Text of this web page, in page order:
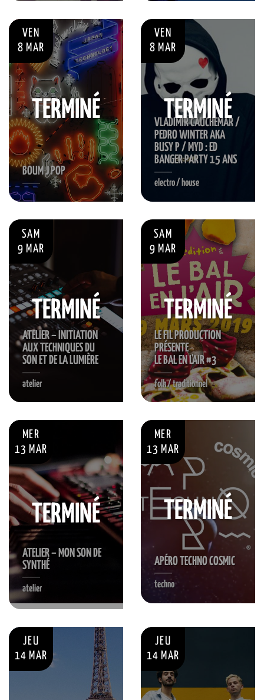
VEN
8 MAR
BOUM J POP
TERMINÉ
VEN
8 MAR
VLADIMIR CAUCHEMAR /
PEDRO WINTER AKA
BUSY P / MYD : ED
BANGER PARTY 15 ANS
electro / house
TERMINÉ
SAM
9 MAR
ATELIER – INITIATION
AUX TECHNIQUES DU
SON ET DE LA LUMIÈRE
atelier
TERMINÉ
SAM
9 MAR
LE FIL PRODUCTION
PRÉSENTE
LE BAL EN L'AIR #3
folk / traditionnel
TERMINÉ
MER
13 MAR
ATELIER – MON SON DE
SYNTHÉ
atelier
TERMINÉ
MER
13 MAR
APÉRO TECHNO COSMIC
techno
TERMINÉ
JEU
14 MAR
JEU
14 MAR